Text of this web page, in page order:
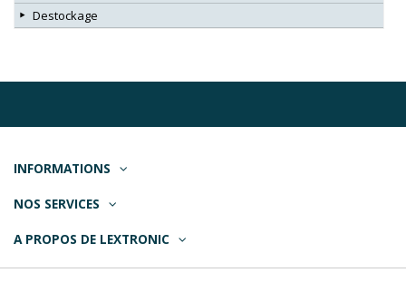
Destockage
INFORMATIONS
NOS SERVICES
A PROPOS DE LEXTRONIC